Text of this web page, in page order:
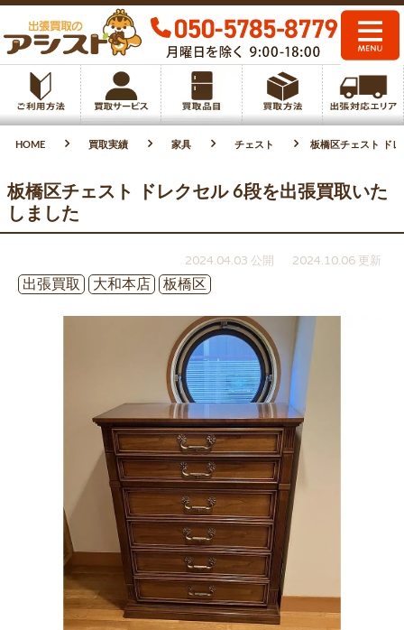
HOME 買取実績 家具 チェスト 板橋区チェスト ド
板橋区チェスト ドレクセル 6段を出張買取いた
しました
2024.04.03 公開
2024.10.06 更新
出張買取
大和本店 板橋区